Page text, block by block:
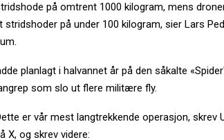
på omtrent 1000 kilogram, mens
på under 100 kilogram, sier Lars
planlagt i halvannet år på den såkalte
som slo ut flere militære fly.
er vår mest langtrekkende operasjon, skrev
X, og skrev videre: